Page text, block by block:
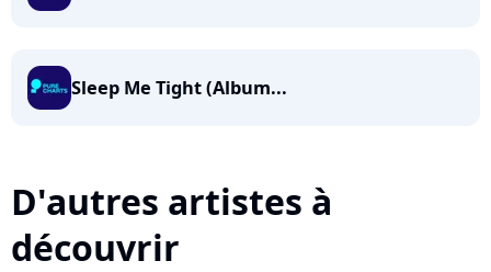
Sleep Me Tight (Album...
D'autres artistes à
découvrir